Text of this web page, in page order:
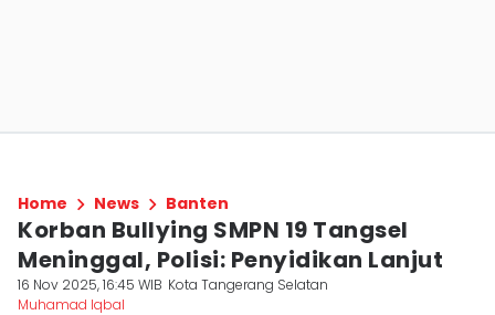
Home News Banten
Korban Bullying SMPN 19 Tangsel
Meninggal, Polisi: Penyidikan Lanjut
16 Nov 2025, 16:45 WIB Kota Tangerang Selatan
Muhamad Iqbal